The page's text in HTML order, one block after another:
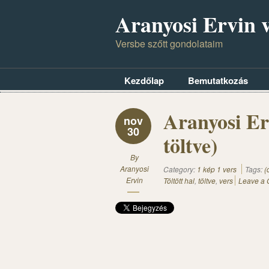
Aranyosi Ervin
Versbe szőtt gondolataim
Kezdőlap Bemutatkozás
nov
30
By
Aranyosi
Ervin
Aranyosi
töltve)
Category: 1 kép 1 vers Tags:
Töltött hal, töltve, vers Leave a